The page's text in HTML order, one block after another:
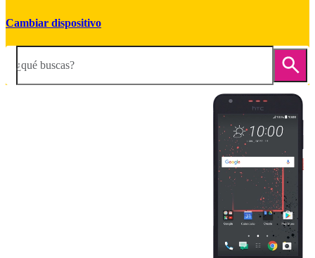
Cambiar dispositivo
¿qué buscas?